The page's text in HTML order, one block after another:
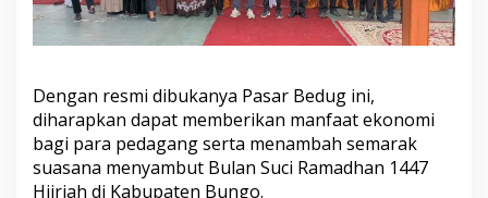
Dengan resmi dibukanya Pasar Bedug ini,
diharapkan dapat memberikan manfaat ekonomi
bagi para pedagang serta menambah semarak
suasana menyambut Bulan Suci Ramadhan 1447
Hijriah di Kabupaten Bungo.